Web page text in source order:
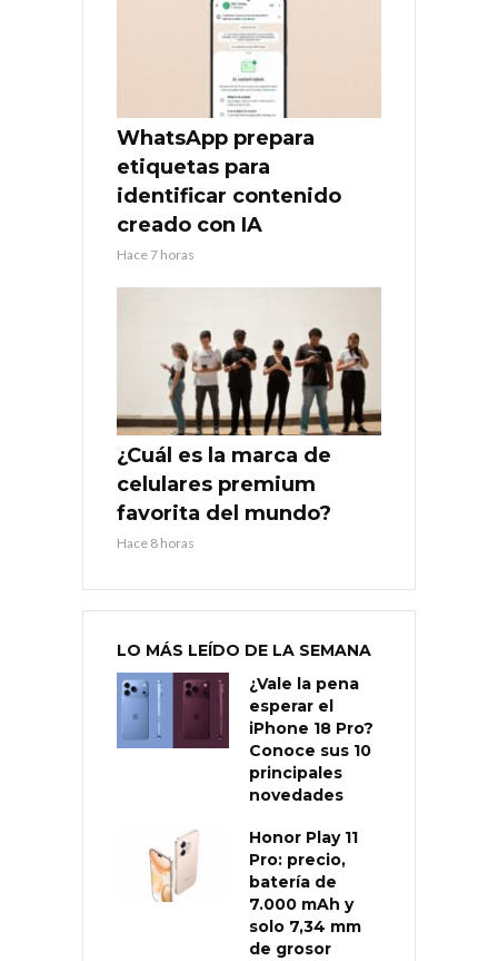
WhatsApp prepara
etiquetas para
identificar contenido
creado con IA
Hace 7 horas
¿Cuál es la marca de
celulares premium
favorita del mundo?
Hace 8 horas
LO MÁS LEÍDO DE LA SEMANA
¿Vale la pena
esperar el
iPhone 18 Pro?
Conoce sus 10
principales
novedades
Honor Play 11
Pro: precio,
batería de
7.000 mAh y
solo 7,34 mm
de grosor